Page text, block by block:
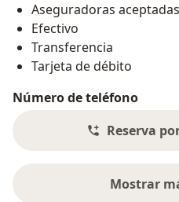
Aseguradoras
Efectivo
Transferencia
Tarjeta de débito
Número de teléfono
Reserva
Mostrar